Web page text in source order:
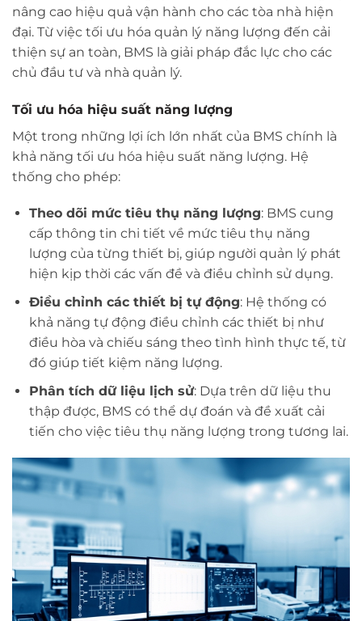
nâng cao hiệu quả vận hành cho các tòa nhà hiện
đại. Từ việc tối ưu hóa quản lý năng lượng đến cải
thiện sự an toàn, BMS là giải pháp đắc lực cho các
chủ đầu tư và nhà quản lý.
Tối ưu hóa hiệu suất năng lượng
Một trong những lợi ích lớn nhất của BMS chính là
khả năng tối ưu hóa hiệu suất năng lượng. Hệ
thống cho phép:
Theo dõi mức tiêu thụ năng lượng: BMS cung
cấp thông tin chi tiết về mức tiêu thụ năng
lượng của từng thiết bị, giúp người quản lý phát
hiện kịp thời các vấn đề và điều chỉnh sử dụng.
Điều chỉnh các thiết bị tự động: Hệ thống có
khả năng tự động điều chỉnh các thiết bị như
điều hòa và chiếu sáng theo tình hình thực tế, từ
đó giúp tiết kiệm năng lượng.
Phân tích dữ liệu lịch sử: Dựa trên dữ liệu thu
thập được, BMS có thể dự đoán và đề xuất cải
tiến cho việc tiêu thụ năng lượng trong tương lai.